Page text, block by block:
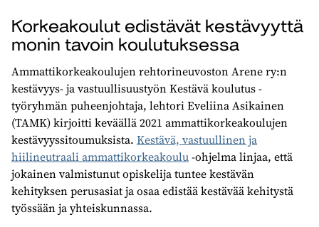
Korkeakoulut edistävät kestävyyttä
monin tavoin koulutuksessa
Ammattikorkeakoulujen rehtorineuvoston Arene ry:n
kestävyys- ja vastuullisuustyön Kestävä koulutus -
työryhmän puheenjohtaja, lehtori Eveliina Asikainen
(TAMK) kirjoitti keväällä 2021 ammattikorkeakoulujen
kestävyyssitoumuksista. Kestävä, vastuullinen ja
hiilineutraali ammattikorkeakoulu-ohjelma linjaa, että
jokainen valmistunut opiskelija tuntee kestävän
kehityksen perusasiat ja osaa edistää kestävää kehitystä
työssään ja yhteiskunnassa.